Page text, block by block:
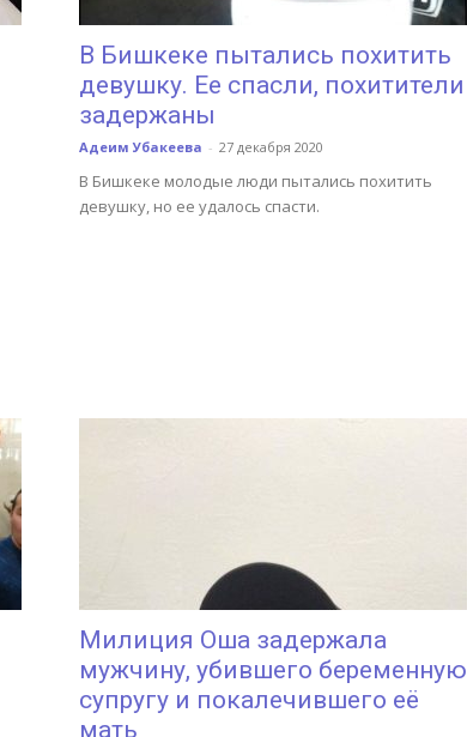
В Бишкеке пытались похитить
девушку. Ее спасли, похитители
задержаны
Адеим Убакеева - 27 декабря 2020
В Бишкеке молодые люди пытались похитить
девушку, но ее удалось спасти.
Милиция Оша задержала
мужчину, убившего беременную
супругу и покалечившего её
мать